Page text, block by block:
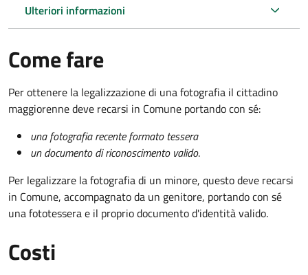
Ulteriori informazioni
Come fare
Per ottenere la legalizzazione di una fotografia il cittadino
maggiorenne deve recarsi in Comune portando con sé:
una fotografia recente formato tessera
un documento di riconoscimento valido.
Per legalizzare la fotografia di un minore, questo deve recarsi
in Comune, accompagnato da un genitore, portando con sé
una fototessera e il proprio documento d'identità valido.
Costi